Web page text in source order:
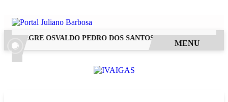
ALEGRE OSVALDO PEDRO DOS SANTOS, O “NEGUINHO DA
MENU